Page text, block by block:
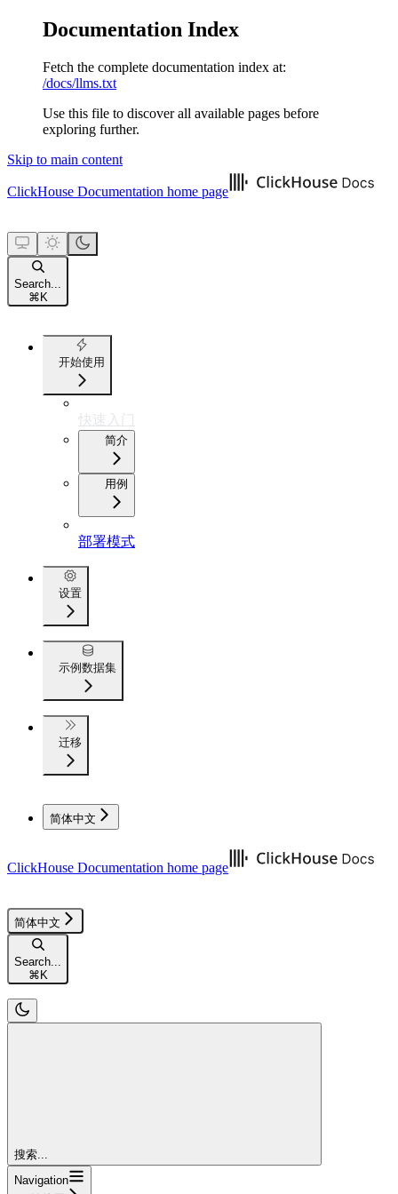
Documentation Index
Fetch the complete documentation index at:
/docs/llms.txt
Use this file to discover all available pages before
exploring further.
Skip to main content
ClickHouse Documentation home page
Search...
⌘ K
开始使用
快速入门
简介
用例
部署模式
设置
示例数据集
迁移
简体中文
ClickHouse Documentation home page
简体中文
Search...
⌘ K
搜索...
Navigation